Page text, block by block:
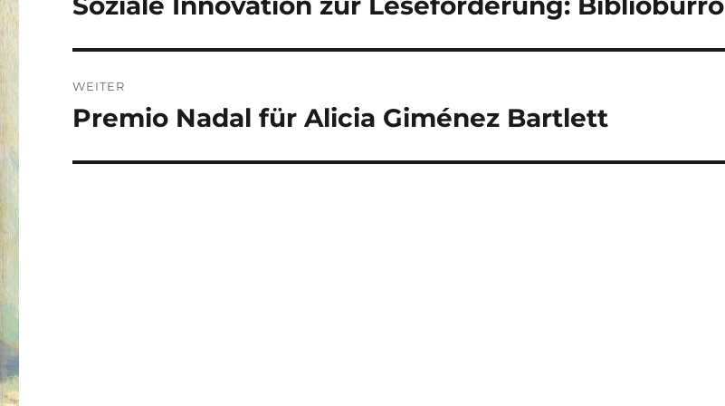
WEITER
Nächster
Premio Nadal für Alicia Giménez Bartlett